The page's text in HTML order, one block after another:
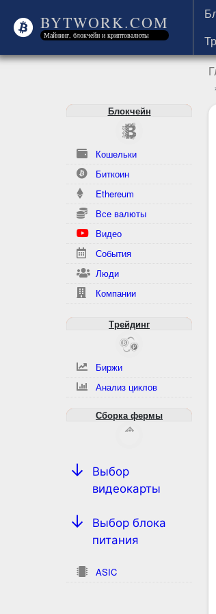
BYTWORK.COM
Майнинг, блокчейн и криптовалюты
Блокчейн
Кошельки
Биткоин
Ethereum
Все валюты
Видео
События
Люди
Компании
Трейдинг
Биржи
Анализ циклов
Сборка фермы
Выбор
видеокарты
Выбор блока
питания
ASIC